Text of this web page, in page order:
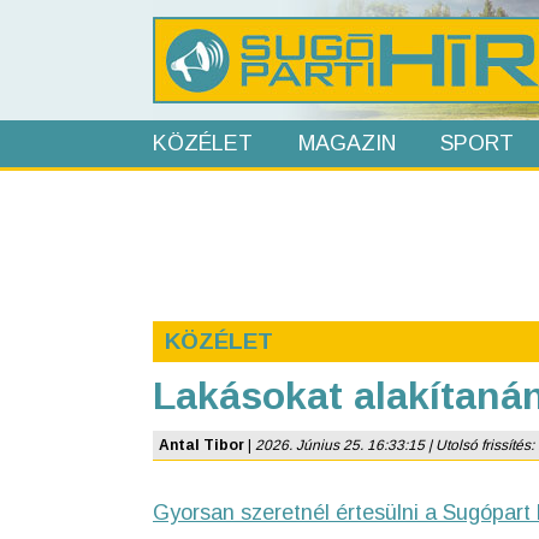
KÖZÉLET MAGAZIN SPORT
KÖZÉLET
Lakásokat
Antal Tibor 2026. Június 25. 16:33:15 | Utolsó frissítés:
Gyorsan szeretnél értesülni a